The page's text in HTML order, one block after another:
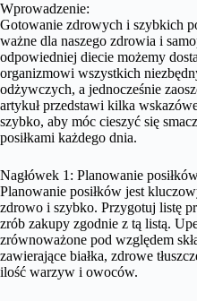
Wprowadzenie:
Gotowanie zdrowych i szybkich
ważne dla naszego zdrowia i
odpowiedniej diecie możemy
organizmowi wszystkich
odżywczych, a jednocześnie
artykuł przedstawi kilka
szybko, aby móc cieszyć się
posiłkami każdego dnia.
Nagłówek 1: Planowanie
Planowanie posiłków jest
zdrowo i szybko. Przygotuj listę
zrób zakupy zgodnie z tą listą.
zrównoważone pod względem
zawierające białka, zdrowe
ilość warzyw i owoców.